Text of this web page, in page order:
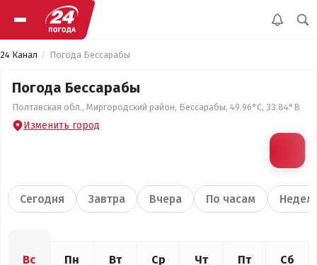
24 Канал Погода Бессарабы
Погода Бессарабы
Полтавская обл., Миргородский район, Бессарабы, 49.96°С, 33.84°В
Изменить город
Сегодня Завтра Вчера По часам
Вс Пн Вт Ср Чт Пт Сб